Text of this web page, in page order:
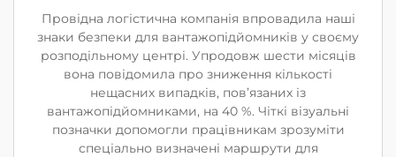
Провідна логістична компанія впровадила наші
знаки безпеки для вантажопідйомників у своєму
розподільному центрі. Упродовж шести місяців
вона повідомила про зниження кількості
нещасних випадків, пов’язаних із
вантажопідйомниками, на 40 %. Чіткі візуальні
позначки допомогли працівникам зрозуміти
спеціально визначені маршрути для